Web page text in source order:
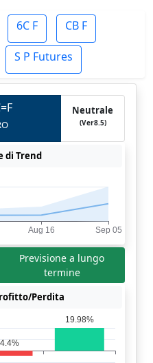
6C F CB F
S P Futures
Neutrale
(Ver8.5)
di Trend
Previsione a lungo
termine
Perdita